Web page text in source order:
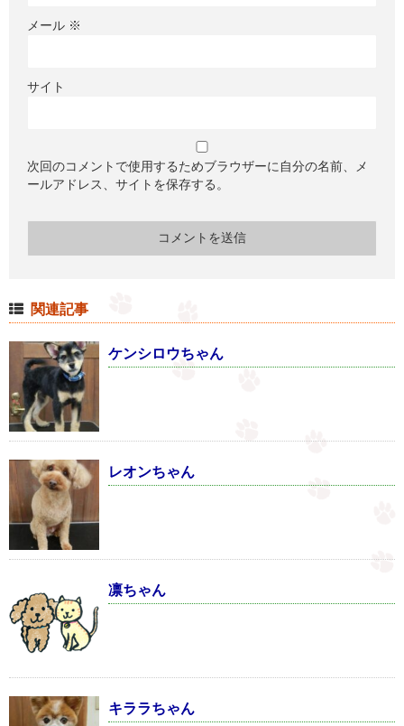
メール ※
サイト
次回のコメントで使用するためブラウザーに自分の名前、メ
ールアドレス、サイトを保存する。
関連記事
ケンシロウちゃん
レオンちゃん
凛ちゃん
キララちゃん